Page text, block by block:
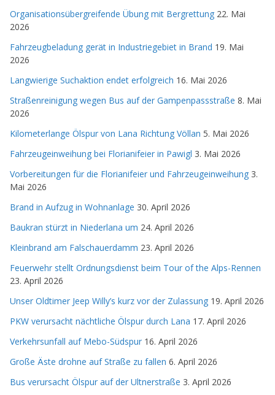
Organisationsübergreifende Übung mit Bergrettung 22. Mai
2026
Fahrzeugbeladung gerät in Industriegebiet in Brand 19. Mai
2026
Langwierige Suchaktion endet erfolgreich 16. Mai 2026
Straßenreinigung wegen Bus auf der Gampenpassstraße 8. Mai
2026
Kilometerlange Ölspur von Lana Richtung Völlan 5. Mai 2026
Fahrzeugeinweihung bei Florianifeier in Pawigl 3. Mai 2026
Vorbereitungen für die Florianifeier und Fahrzeugeinweihung 3.
Mai 2026
Brand in Aufzug in Wohnanlage 30. April 2026
Baukran stürzt in Niederlana um 24. April 2026
Kleinbrand am Falschauerdamm 23. April 2026
Feuerwehr stellt Ordnungsdienst beim Tour of the Alps-Rennen
23. April 2026
Unser Oldtimer Jeep Willy’s kurz vor der Zulassung 19. April 2026
PKW verursacht nächtliche Ölspur durch Lana 17. April 2026
Verkehrsunfall auf Mebo-Südspur 16. April 2026
Große Äste drohne auf Straße zu fallen 6. April 2026
Bus verursacht Ölspur auf der Ultnerstraße 3. April 2026